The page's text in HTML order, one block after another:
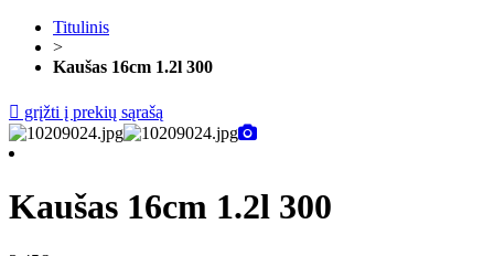
Titulinis
>
Kaušas 16cm 1.2l 300
grįžti į prekių sąrašą
Kaušas 16cm 1.2l 300